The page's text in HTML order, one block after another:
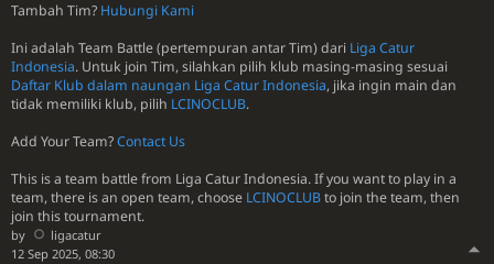
Tambah Tim? Hubungi Kami
Ini adalah Team Battle (pertempuran antar Tim) dari Liga Catur
Indonesia. Untuk join Tim, silahkan pilih klub masing-masing sesuai
Daftar Klub dalam naungan Liga Catur Indonesia, jika ingin main dan
tidak memiliki klub, pilih LCINOCLUB.
Add Your Team?Contact Us
This is a team battle from Liga Catur Indonesia. If you want to play in a
team, there is an open team, choose LCINOCLUBto join the team, then
join this tournament.
by
ligacatur
12 Sep 2025, 08:30